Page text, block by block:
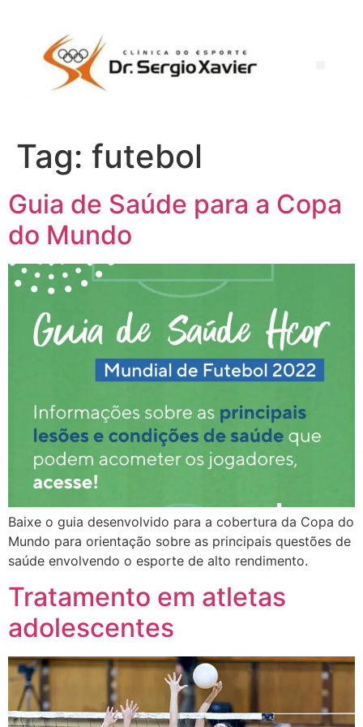
Tag: futebol
Guia de Saúde para a Copa
do Mundo
Baixe o guia desenvolvido para a cobertura da Copa do
Mundo para orientação sobre as principais questões de
saúde envolvendo o esporte de alto rendimento.
Tratamento em atletas
adolescentes